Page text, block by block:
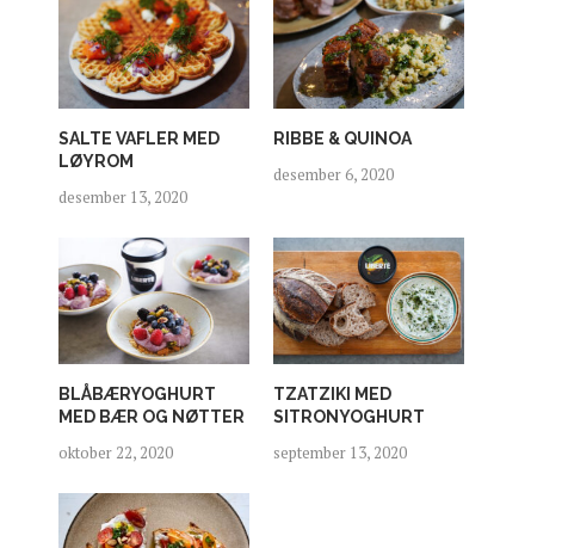
SALTE VAFLER MED
LØYROM
desember 13, 2020
RIBBE & QUINOA
desember 6, 2020
BLÅBÆRYOGHURT
MED BÆR OG NØTTER
oktober 22, 2020
TZATZIKI MED
SITRONYOGHURT
september 13, 2020